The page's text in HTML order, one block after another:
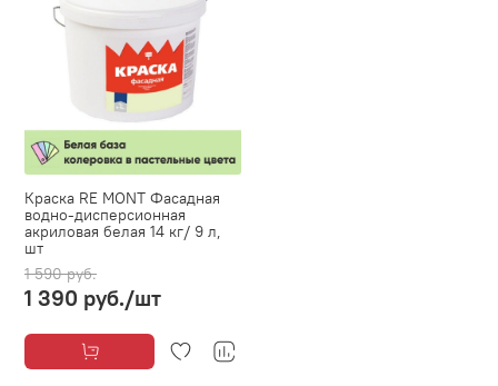
Краска RE MONT Фасадная
водно-дисперсионная
акриловая белая 14 кг/ 9 л,
шт
1 590 руб.
1 390 руб./шт